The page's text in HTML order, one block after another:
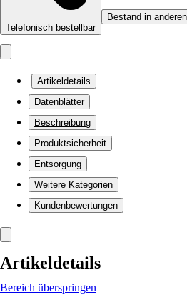
Telefonisch bestellbar
Bestand in
Artikeldetails
Datenblätter
Beschreibung
Produktsicherheit
Entsorgung
Weitere Kategorien
Kundenbewertungen
Artikeldetails
Bereich überspringen